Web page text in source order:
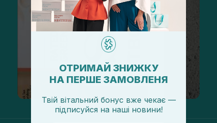
ОТРИМАЙ ЗНИЖКУ
НА ПЕРШЕ ЗАМОВЛЕНЯ
Твій вітальний бонус вже чекає —
підписуйся на наші новини!